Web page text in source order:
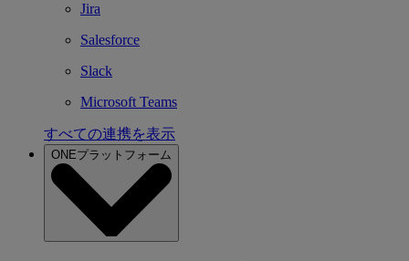
Jira
Salesforce
Slack
Microsoft Teams
すべての連携を表示
ONEプラットフォーム